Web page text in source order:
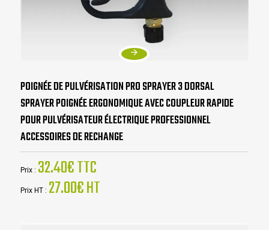
POIGNÉE DE PULVÉRISATION PRO SPRAYER 3 DORSAL
SPRAYER POIGNÉE ERGONOMIQUE AVEC COUPLEUR RAPIDE
POUR PULVÉRISATEUR ÉLECTRIQUE PROFESSIONNEL
ACCESSOIRES DE RECHANGE
Prix : 32.40€ TTC
Prix HT : 27.00€ HT